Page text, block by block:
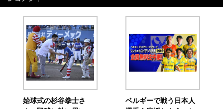
始球式の杉谷拳士さ
ベルギーで戦う日本人